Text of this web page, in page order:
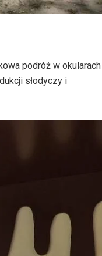
podróż w okularach
słodyczy i